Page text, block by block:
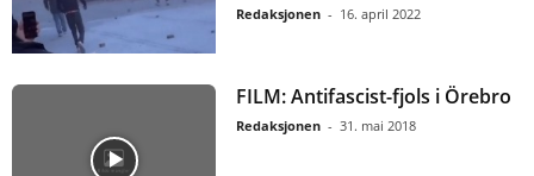
Redaksjonen - 16. april 2022
FILM: Antifascist-fjols i Örebro
Redaksjonen - 31. mai 2018